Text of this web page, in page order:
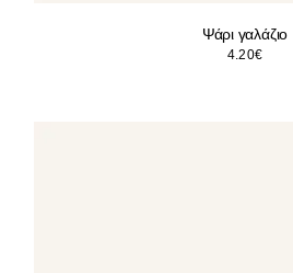
Ψάρι γαλάζιο
4.20€